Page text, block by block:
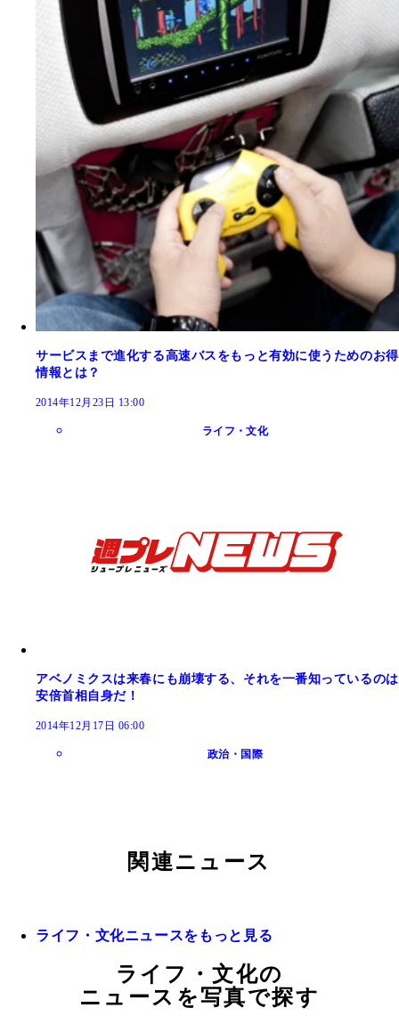
サービスまで進化する高速バスをもっと有効に使うためのお得
情報とは？
2014年12月23日 13:00
ライフ・文化
アベノミクスは来春にも崩壊する、それを一番知っているのは
安倍首相自身だ！
2014年12月17日 06:00
政治・国際
関連ニュース
ライフ・文化ニュースをもっと見る
ライフ・文化の
ニュースを写真で探す